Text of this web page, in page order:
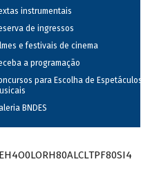
instrumentais
de ingressos
e festivais de cinema
a programação
para Escolha de Espetáculos
BNDES